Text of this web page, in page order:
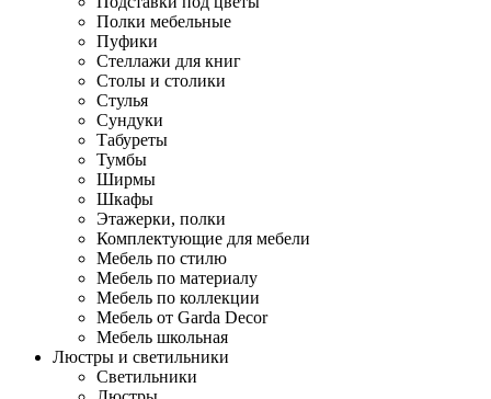
Полки мебельные
Пуфики
Стеллажи для книг
Столы и столики
Стулья
Сундуки
Табуреты
Тумбы
Ширмы
Шкафы
Этажерки, полки
Комплектующие для мебели
Мебель по стилю
Мебель по материалу
Мебель по коллекции
Мебель от Garda Decor
Мебель школьная
Люстры и светильники
Светильники